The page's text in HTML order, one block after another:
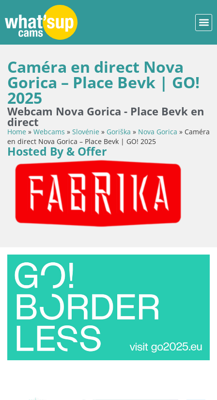
Caméra en direct Nova
Gorica – Place Bevk | GO!
2025
Webcam Nova Gorica - Place Bevk en
direct
Home » Webcams » Slovénie » Goriška » Nova Gorica » Caméra
en direct Nova Gorica – Place Bevk | GO! 2025
Hosted By & Offer